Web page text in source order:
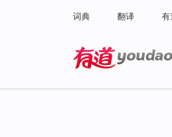
词典 翻译 有